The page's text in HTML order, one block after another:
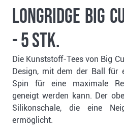
Longridge Big
- 5 Stk.
Die Kunststoff-Tees von Big
Design, mit dem der Ball für
Spin für eine maximale
geneigt werden kann. Der
Silikonschale, die eine
ermöglicht.